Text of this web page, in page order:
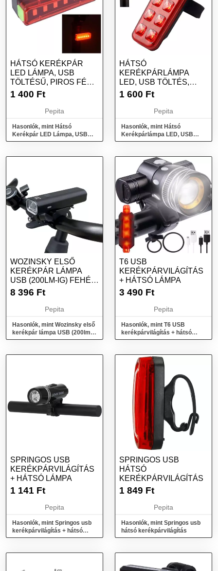
HÁTSÓ KERÉKPÁR
LED LÁMPA, USB
TÖLTÉSŰ, PIROS FÉNY,
4 ÜZEMMÓD
1 400 Ft
Pepita
Hasonlók, mint Hátsó
Kerékpár LED Lámpa, USB
Töltésű, Piros Fény, 4
HÁTSÓ
KERÉKPÁRLÁMPA
LED, USB TÖLTÉS,
PIROS FÉNY, ÖT
1 600 Ft
Pepita
Hasonlók, mint Hátsó
Kerékpárlámpa LED, USB
Töltés, Piros Fény, Öt
WOZINSKY ELSŐ
KERÉKPÁR LÁMPA
USB (200LM-IG) FEHÉR
FÉNY 4 ÜZEMMÓD...
8 396 Ft
Pepita
Hasonlók, mint Wozinsky első
kerékpár lámpa USB (200lm-
ig) fehér fény 4 üzemmód...
T6 USB
KERÉKPÁRVILÁGÍTÁS
+ HÁTSÓ LÁMPA
3 490 Ft
Pepita
Hasonlók, mint T6 USB
kerékpárvilágítás + hátsó
lámpa
SPRINGOS USB
KERÉKPÁRVILÁGÍTÁS
+ HÁTSÓ LÁMPA
1 141 Ft
Pepita
Hasonlók, mint Springos usb
kerékpárvilágítás + hátsó
lámpa
SPRINGOS USB
HÁTSÓ
KERÉKPÁRVILÁGÍTÁS
1 849 Ft
Pepita
Hasonlók, mint Springos usb
hátsó kerékpárvilágítás